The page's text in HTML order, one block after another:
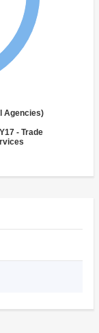
Agencies)
- Trade